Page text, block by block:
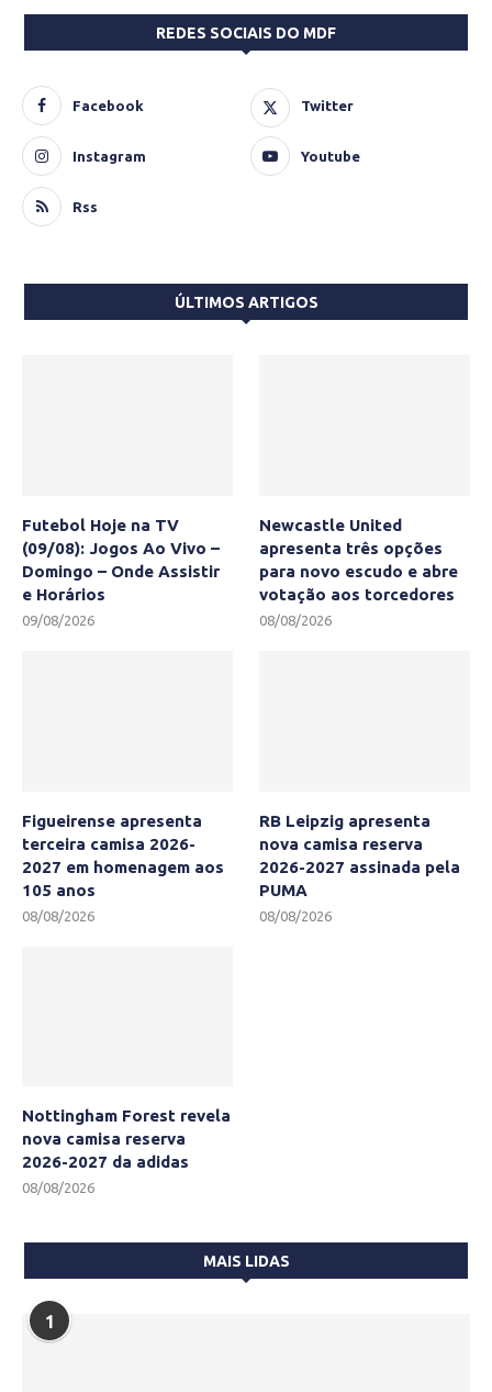
REDES SOCIAIS DO MDF
Facebook Twitter
Instagram Youtube
Rss
ÚLTIMOS ARTIGOS
Futebol Hoje na TV
(09/08): Jogos Ao Vivo –
Domingo – Onde Assistir
e Horários
09/08/2026
Newcastle United
apresenta três opções
para novo escudo e abre
votação aos torcedores
08/08/2026
Figueirense apresenta
terceira camisa 2026-
2027 em homenagem aos
105 anos
08/08/2026
RB Leipzig apresenta
nova camisa reserva
2026-2027 assinada pela
PUMA
08/08/2026
Nottingham Forest revela
nova camisa reserva
2026-2027 da adidas
08/08/2026
MAIS LIDAS
1